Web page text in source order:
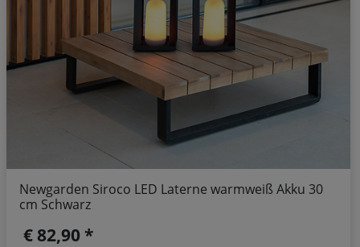
Newgarden Siroco LED Laterne warmweiß Akku 30
cm Schwarz
€ 82,90 *